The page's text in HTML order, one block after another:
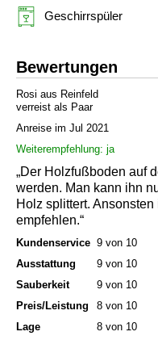
Geschirrspüler
Bewertungen
Rosi aus Reinfeld
verreist als Paar
Anreise im Jul 2021
Weiterempfehlung: ja
„Der Holzfußboden auf
werden. Man kann ihn
Holz splittert.
empfehlen.“
Kundenservice 9 von 10
Ausstattung
9 von 10
Sauberkeit
9 von 10
Preis/Leistung
8 von 10
Lage
8 von 10